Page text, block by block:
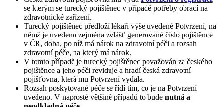
se kterým se turecký pojištěnec v případě potřeby obrací na
zdravotnické zařízení.
Turecký pojištěnec předloží lékaři výše uvedené Potvrzení, na
němž je uvedeno zejména zvlášť generované číslo pojištěnce
v ČR, doba, po níž má nárok na zdravotní péči a rozsah
zdravotní péče, na který má nárok.
V tomto případě je turecký pojištěnec považován za českého
pojištěnce a jeho péči reviduje a hradí česká zdravotní
pojišťovna, která mu Potvrzení vydala.
Rozsah poskytované péče se řídí tím, co je na Potvrzení
uvedeno. V naprosté většině případů to bude nutná a